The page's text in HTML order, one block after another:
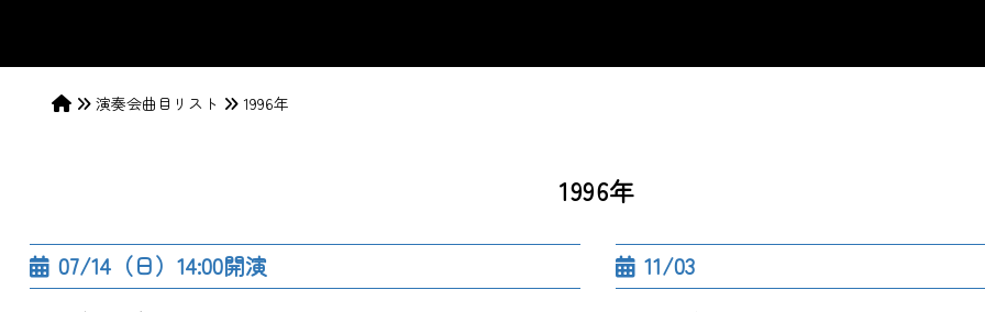
演奏会曲目リスト 1996年
1996年
07/14（日）14:00開演 11/03